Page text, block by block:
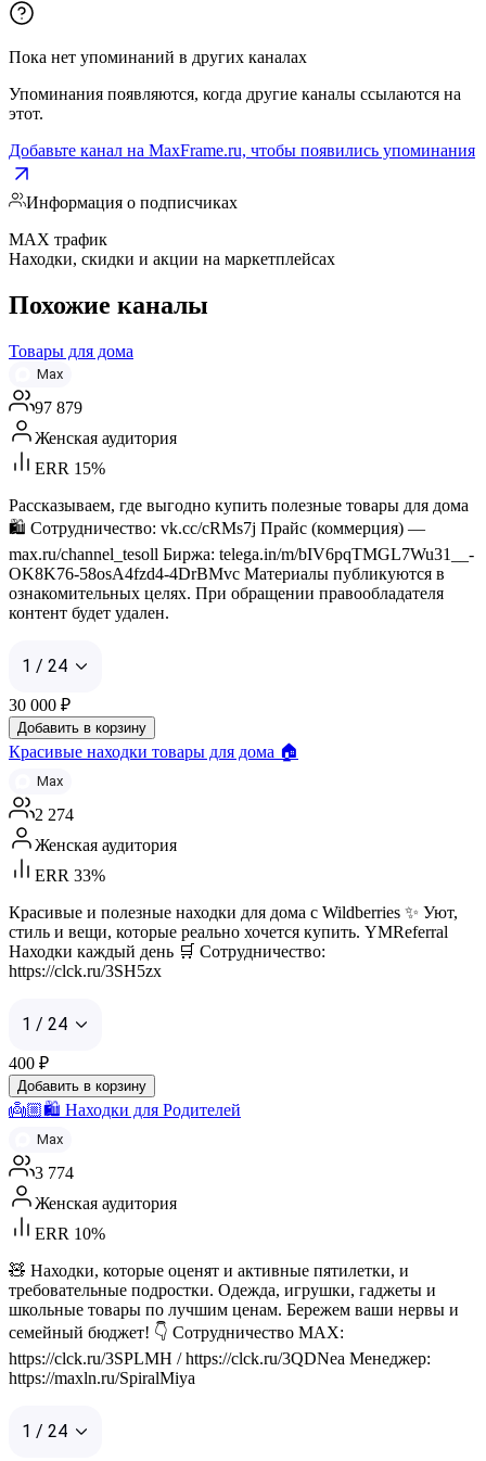
Пока нет упоминаний в других каналах
Упоминания появляются, когда другие каналы ссылаются на
этот.
Добавьте канал на MaxFrame.ru, чтобы появились упоминания
Информация о подписчиках
MAX трафик
Находки, скидки и акции на маркетплейсах
Похожие каналы
Товары для дома
Max
97 879
Женская аудитория
ERR 15%
Рассказываем, где выгодно купить полезные товары для дома
🛍 Сотрудничество: vk.cc/cRMs7j Прайс (коммерция) —
max.ru/channel_tesoll Биржа: telega.in/m/bIV6pqTMGL7Wu31__-
OK8K76-58osA4fzd4-4DrBMvc Материалы публикуются в
ознакомительных целях. При обращении правообладателя
контент будет удален.
1 / 24
30 000 ₽
Добавить в корзину
Красивые находки товары для дома 🏠
Max
2 274
Женская аудитория
ERR 33%
Красивые и полезные находки для дома с Wildberries ✨ Уют,
стиль и вещи, которые реально хочется купить. YMReferral
Находки каждый день 🛒 Сотрудничество:
https://clck.ru/3SH5zx
1 / 24
400 ₽
Добавить в корзину
👼🏼🛍️ Находки для Родителей
Max
3 774
Женская аудитория
ERR 10%
🧸 Находки, которые оценят и активные пятилетки, и
требовательные подростки. Одежда, игрушки, гаджеты и
школьные товары по лучшим ценам. Бережем ваши нервы и
семейный бюджет! 👇 Сотрудничество MAX:
https://clck.ru/3SPLMH / https://clck.ru/3QDNea Менеджер:
https://maxln.ru/SpiralMiya
1 / 24